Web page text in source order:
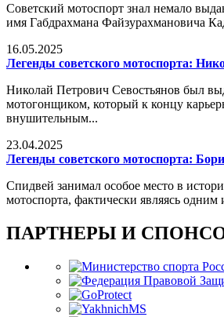
Советский мотоспорт знал немало
имя Габдрахмана Файзурахмановича
16.05.2025
Легенды советского мотоспорта:
Николай Петрович Севостьянов был
мотогонщиком, который к концу
внушительным...
23.04.2025
Легенды советского мотоспорта:
Спидвей занимал особое место в
мотоспорта, фактически являясь одним
ПАРТНЕРЫ И